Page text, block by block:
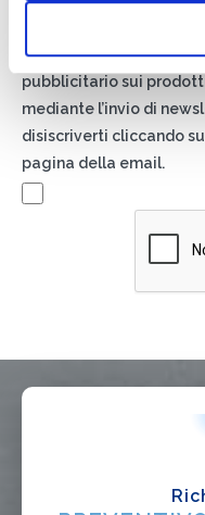
Spuntando questa
pubblicitario sui prodotti
mediante l’invio di
disiscriverti cliccando
pagina della email.